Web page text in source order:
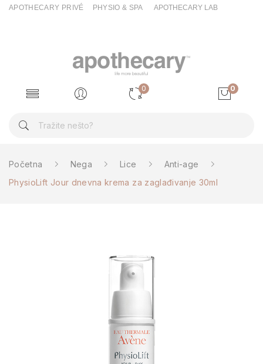
APOTHECARY PRIVÉ PHYSIO & SPA APOTHECARY LAB
0 0
Početna Nega Lice
Anti-age
PhysioLift Jour dnevna krema za zaglađivanje 30ml